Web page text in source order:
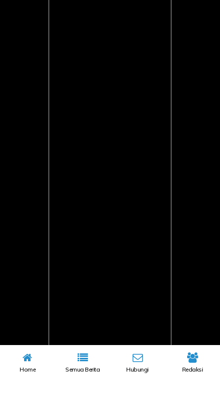
Home Semua Berita Hubungi Redaksi